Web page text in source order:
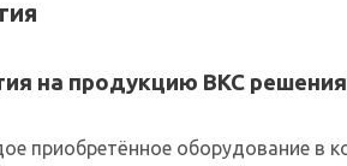
на продукцию ВКС решения
приобретённое оборудование в